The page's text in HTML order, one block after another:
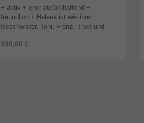
390,00 €
+ aktiv + eher zurückhaltend +
freundlich + Helena ist wie ihre
Geschwister, Toni, Franz, Theo und
Fünf wurden an einem regnerischen Tag